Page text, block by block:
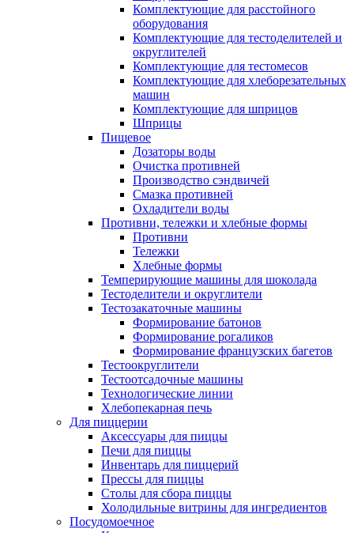
Комплектующие для расстойного
оборудования
Комплектующие для тестоделителей и
округлителей
Комплектующие для тестомесов
Комплектующие для хлеборезательных
машин
Комплектующие для шприцов
Шприцы
Пищевое
Дозаторы воды
Очистка противней
Производство сэндвичей
Смазка противней
Охладители воды
Противни, тележки и хлебные формы
Противни
Тележки
Хлебные формы
Темперирующие машины для шоколада
Тестоделители и округлители
Тестозакаточные машины
Формирование батонов
Формирование рогаликов
Формирование французских багетов
Тестоокруглители
Тестоотсадочные машины
Технологические линии
Хлебопекарная печь
Для пиццерии
Аксессуары для пиццы
Печи для пиццы
Инвентарь для пиццерий
Прессы для пиццы
Столы для сбора пиццы
Холодильные витрины для ингредиентов
Посудомоечное